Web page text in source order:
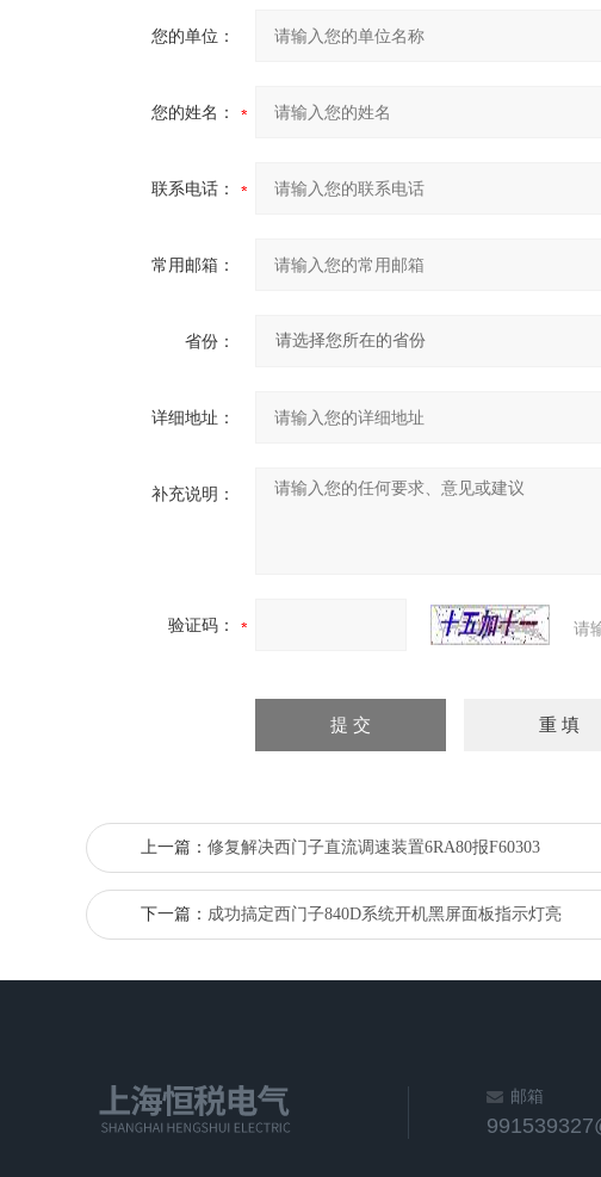
您的单位：
您的姓名：
联系电话：
常用邮箱：
省份：
详细地址：
补充说明：
验证码： 请
上一篇： 修复解决西门子直流调速装置6RA80报F60303
下一篇： 成功搞定西门子840D系统开机黑屏面板指示灯亮
邮箱